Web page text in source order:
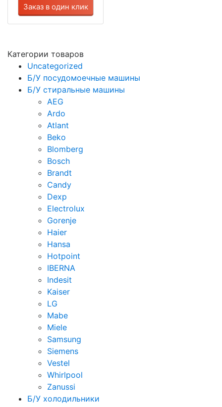
Заказ в один клик
Категории товаров
Uncategorized
Б/У посудомоечные машины
Б/У стиральные машины
AEG
Ardo
Atlant
Beko
Blomberg
Bosch
Brandt
Candy
Dexp
Electrolux
Gorenje
Haier
Hansa
Hotpoint
IBERNA
Indesit
Kaiser
LG
Mabe
Miele
Samsung
Siemens
Vestel
Whirlpool
Zanussi
Б/У холодильники